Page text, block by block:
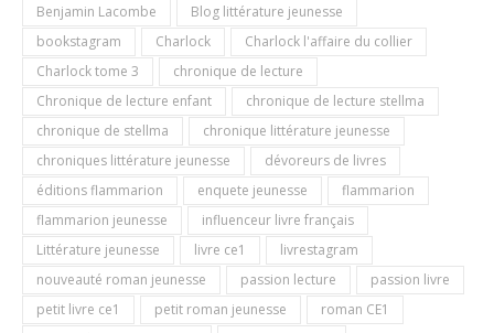
Benjamin Lacombe
Blog littérature jeunesse
bookstagram
Charlock
Charlock l'affaire du collier
Charlock tome 3
chronique de lecture
Chronique de lecture enfant
chronique de lecture stellma
chronique de stellma
chronique littérature jeunesse
chroniques littérature jeunesse
dévoreurs de livres
éditions flammarion
enquete jeunesse
flammarion
flammarion jeunesse
influenceur livre français
Littérature jeunesse
livre ce1
livrestagram
nouveauté roman jeunesse
passion lecture
passion livre
petit livre ce1
petit roman jeunesse
roman CE1